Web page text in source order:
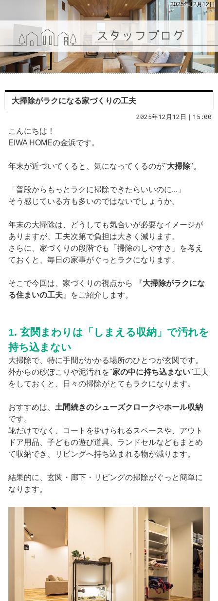
2025年12月12日
大掃除がラクになる家づくりの工夫
2025年12月12日｜15:00
こんにちは！
EIWA HOMEの金浜です。
年末が近づいてくると、気になってくるのが"大掃除"。
「普段からもっとラクに掃除できたらいいのに...」
そう感じている方も多いのではないでしょうか。
年末の大掃除は、どうしても気合いが必要なイメージが
ありますが、工夫次第で負担は大きく減ります。
さらに、家づくりの段階でも「掃除のしやすさ」を考え
ておくと、毎日の家事がぐっとラクになります。
そこで今回は、家づくりの視点から 『大掃除がラクにな
る住まいの工夫』をご紹介します。
1. 玄関まわりは「しまえる収納」で汚れを
持ち込まない
大掃除で、特に手間がかかる場所のひとつが玄関です。
外からの砂ぼこりや泥汚れを"家の中に持ち込まない"工夫
をしておくと、日々の掃除がとてもラクになります。
おすすめは、 土間続きのシューズクロークやホール収納
です。
靴だけでなく、コートを掛けられるスペースや、アウト
ドア用品、子どもの遊び道具、ランドセルなどもまとめ
て収納でき、リビングへ持ち込まれる物が減ります。
結果的に、玄関・廊下・リビングの掃除がぐっと簡単に
なります。